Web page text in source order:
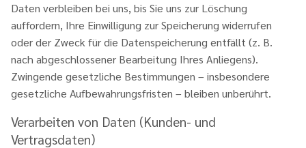
Daten verbleiben bei uns, bis Sie uns zur Löschung
auffordern, Ihre Einwilligung zur Speicherung widerrufen
oder der Zweck für die Datenspeicherung entfällt (z. B.
nach abgeschlossener Bearbeitung Ihres Anliegens).
Zwingende gesetzliche Bestimmungen – insbesondere
gesetzliche Aufbewahrungsfristen – bleiben unberührt.
Verarbeiten von Daten (Kunden- und
Vertragsdaten)